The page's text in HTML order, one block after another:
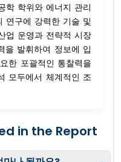
학 학위와 에너지 관리
연구에 강력한 기술 및
업 운영과 전략적 시장
을 발휘하여 정보에 입
한 포괄적인 통찰력을
모두에서 체계적인 조
in the Report